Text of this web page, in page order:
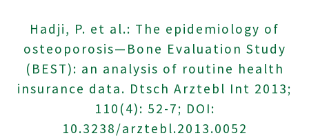
Hadji, P. et al.: The epidemiology of
osteoporosis—Bone Evaluation Study
(BEST): an analysis of routine health
insurance data. Dtsch Arztebl Int 2013;
110(4): 52-7; DOI:
10.3238/arztebl.2013.0052